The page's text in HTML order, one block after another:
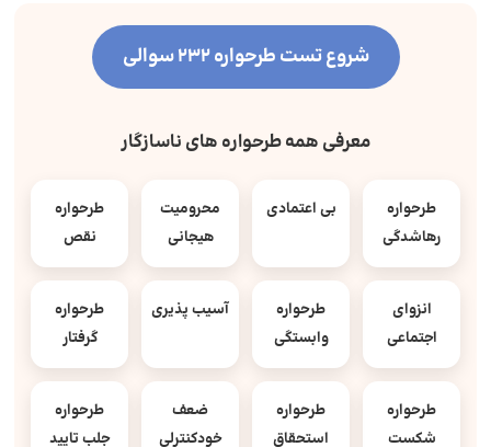
شروع تست طرحواره 232 سوالی
معرفی همه طرحواره های ناسازگار
طرحواره
رهاشدگی
بی اعتمادی
محرومیت
هیجانی
طرحواره
نقص
انزوای
اجتماعی
طرحواره
وابستگی
آسیب پذیری
طرحواره
گرفتار
طرحواره
شکست
طرحواره
استحقاق
ضعف
خودکنترلی
طرحواره
جلب تایید